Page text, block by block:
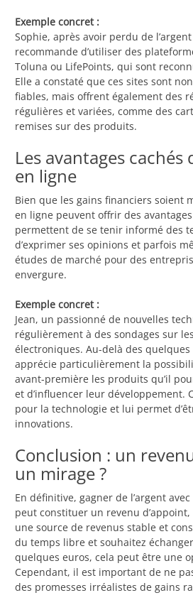
Exemple concret :
Sophie, après avoir perdu de
recommande d’utiliser des
Toluna ou LifePoints, qui sont
Elle a constaté que ces sites sont
fiables, mais offrent également des
régulières et variées, comme des
remises sur des produits.
Les avantages cachés
en ligne
Bien que les gains financiers soient
en ligne peuvent offrir des
permettent de se tenir informé des
d’exprimer ses opinions et parfois
études de marché pour des
envergure.
Exemple concret :
Jean, un passionné de nouvelles
régulièrement à des sondages sur
électroniques. Au-delà des quelques
apprécie particulièrement la
avant-première les produits qu’il
et d’influencer leur développement.
pour la technologie et lui permet
innovations.
Conclusion : un
un mirage ?
En définitive, gagner de l’argent
peut constituer un revenu d’appoint,
une source de revenus stable et
du temps libre et souhaitez
quelques euros, cela peut être une
Cependant, il est important de ne
des promesses irréalistes de gains